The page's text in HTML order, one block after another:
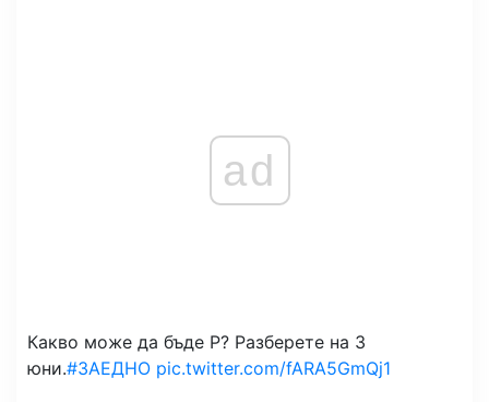
ad
Какво може да бъде P? Разберете на 3
юни.#ЗАЕДНО pic.twitter.com/fARA5GmQj1